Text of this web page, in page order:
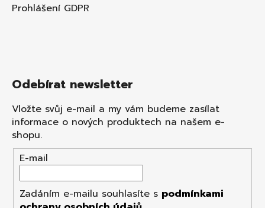
Prohlášení GDPR
Odebírat newsletter
Vložte svůj e-mail a my vám budeme zasílat
informace o nových produktech na našem e-
shopu.
E-mail
Zadáním e-mailu souhlasíte s podmínkami